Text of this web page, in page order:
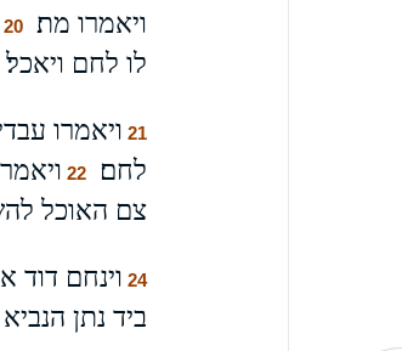
ויאמרו מת׃
20
לו לחם ויאכל׃
21 ויאמרו
לחם׃
22
צם האוכל
24 וינחם דוד
ביד נתן